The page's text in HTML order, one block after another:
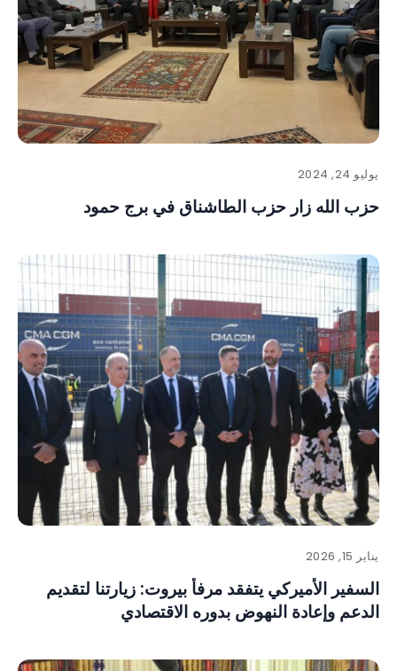
يوليو 24, 2024
حزب الله زار حزب الطاشناق في برج حمود
يناير 15, 2026
السفير الأميركي يتفقد مرفأ بيروت: زيارتنا لتقديم
الدعم وإعادة النهوض بدوره الاقتصادي